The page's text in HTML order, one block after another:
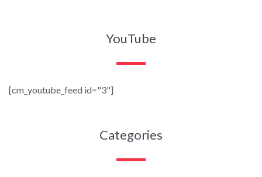
YouTube
[cm_youtube_feed id="3"]
Categories